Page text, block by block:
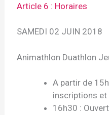
Article 6 : Horaires
SAMEDI 02 JUIN 2018
Animathlon Duathlon
A partir de
inscriptions
16h30 :